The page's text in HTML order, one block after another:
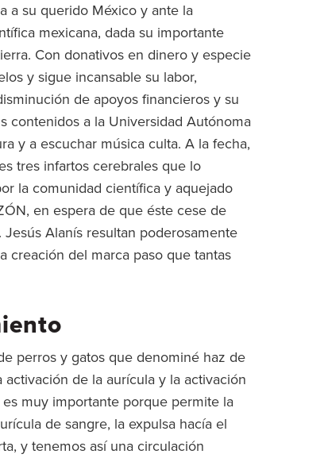
a su querido México y ante la
mexicana, dada su importante
Con donativos en dinero y especie
y sigue incansable su labor,
de apoyos financieros y su
contenidos a la Universidad Autónoma
y a escuchar música culta. A la fecha,
tres infartos cerebrales que lo
la comunidad científica y aquejado
en espera de que éste cese de
Alanís resultan poderosamente
creación del marca paso que tantas
perros y gatos que denominé haz de
de la aurícula y la activación
muy importante porque permite la
de sangre, la expulsa hacía el
y tenemos así una circulación